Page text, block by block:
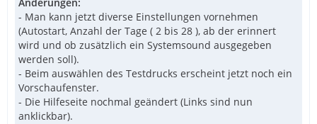
- Man kann jetzt diverse Einstellungen vornehmen
(Autostart, Anzahl der Tage ( 2 bis 28 ), ab der erinnert
wird und ob zusätzlich ein Systemsound ausgegeben
werden soll).
- Beim auswählen des Testdrucks erscheint jetzt noch ein
Vorschaufenster.
- Die Hilfeseite nochmal geändert (Links sind nun
anklickbar).